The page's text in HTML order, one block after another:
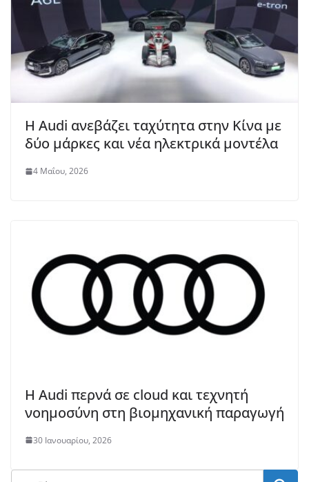
Η Audi ανεβάζει ταχύτητα στην Κίνα με
δύο μάρκες και νέα ηλεκτρικά μοντέλα
4 Μαΐου, 2026
Η Audi περνά σε cloud και τεχνητή
νοημοσύνη στη βιομηχανική παραγωγή
30 Ιανουαρίου, 2026